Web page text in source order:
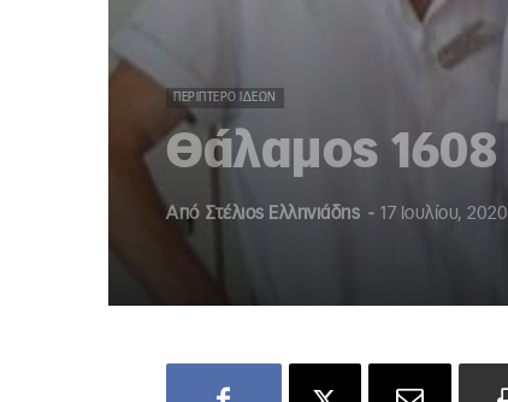
ΠΕΡΊΠΤΕΡΟ ΙΔΕΏΝ
Θάλαμος 1608
Από Στέλιος Ελληνιάδης - 17 Ιουλίου, 2020